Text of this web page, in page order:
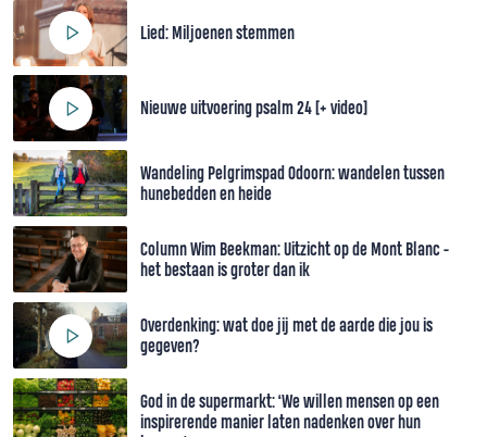
Lied: Miljoenen stemmen
Nieuwe uitvoering psalm 24 [+ video]
Wandeling Pelgrimspad Odoorn: wandelen tussen
hunebedden en heide
Column Wim Beekman: Uitzicht op de Mont Blanc -
het bestaan is groter dan ik
Overdenking: wat doe jij met de aarde die jou is
gegeven?
God in de supermarkt: ‘We willen mensen op een
inspirerende manier laten nadenken over hun